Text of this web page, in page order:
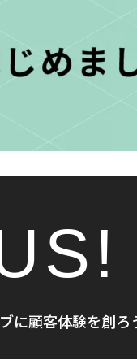
に顧客体験を創ろ